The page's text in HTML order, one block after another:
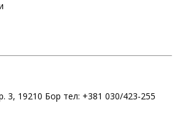
3, 19210 Бор тел: +381 030/423-255